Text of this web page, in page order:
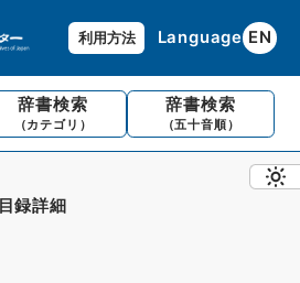
利用方法 Language EN
辞書検索
（カテゴリ）
辞書検索
（五十音順）
目録詳細